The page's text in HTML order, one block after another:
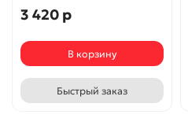
3 420 р
В корзину
Быстрый заказ